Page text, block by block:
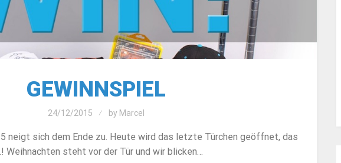
GEWINNSPIEL
24/12/2015 by Marcel
neigt sich dem Ende zu. Heute wird das letzte Türchen geöffnet, das
Weihnachten steht vor der Tür und wir blicken…